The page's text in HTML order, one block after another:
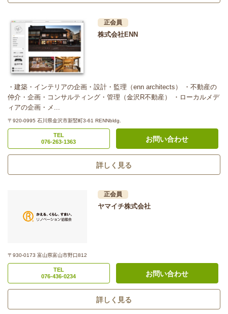
正会員
株式会社ENN
・建築・インテリアの企画・設計・監理（enn architects） ・不動産の
仲介・企画・コンサルティング・管理（金沢R不動産） ・ローカルメデ
ィアの企画・メ...
〒920-0995 石川県金沢市新竪町3-61 RENNbldg.
TEL
076-263-1363
お問い合わせ
詳しく見る
正会員
ヤマイチ株式会社
〒930-0173 富山県富山市野口812
TEL
076-436-0234
お問い合わせ
詳しく見る